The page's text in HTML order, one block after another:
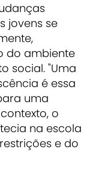
jovens se
do ambiente
social. "Uma
é essa
uma
o
na escola
e do